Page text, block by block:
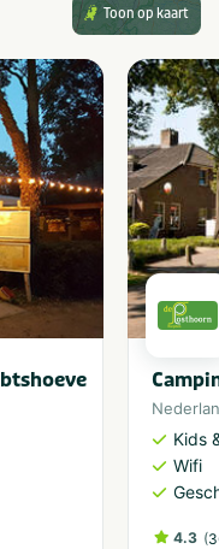
Toon op kaart
Kids
Wifi
4.3 (